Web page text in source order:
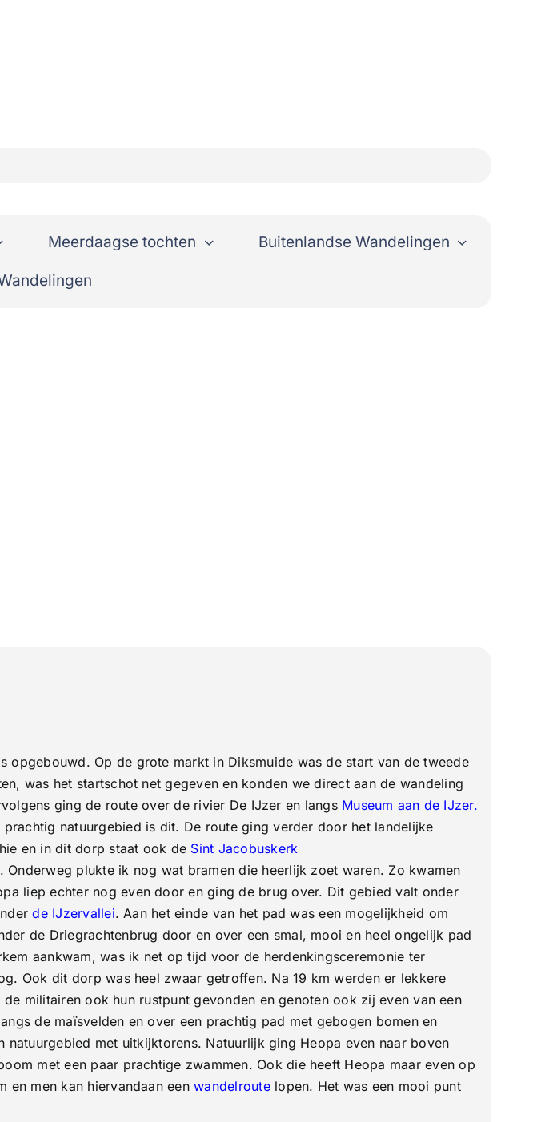
Meerdaagse tochten Buitenlandse Wandelingen
opgebouwd. Op de grote markt in Diksmuide was de start van de tweede
was het startschot net gegeven en konden we direct aan de wandeling
ging de route over de rivier De IJzer en langs Museum aan de IJzer.
prachtig natuurgebied is dit. De route ging verder door het landelijke
en in dit dorp staat ook de Sint Jacobuskerk
plukte ik nog wat bramen die heerlijk zoet waren. Zo kwamen
liep echter nog even door en ging de brug over. Dit gebied valt onder
de IJzervallei. Aan het einde van het pad was een mogelijkheid om
de Driegrachtenbrug door en over een smal, mooi en heel ongelijk pad
aankwam, was ik net op tijd voor de herdenkingsceremonie ter
Ook dit dorp was heel zwaar getroffen. Na 19 km werden er lekkere
militairen ook hun rustpunt gevonden en genoten ook zij even van een
de maïsvelden en over een prachtig pad met gebogen bomen en
met uitkijktorens. Natuurlijk ging Heopa even naar boven
met een paar prachtige zwammen. Ook die heeft Heopa maar even op
en men kan hiervandaan eenwandelroutelopen. Het was een mooi punt